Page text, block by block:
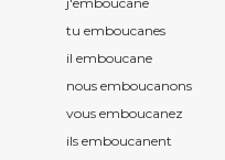
tu emboucanes
il emboucane
nous emboucanons
vous emboucanez
ils emboucanent